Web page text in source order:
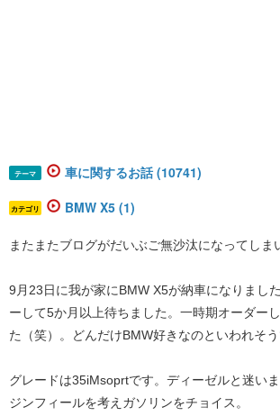
テーマ 車に関するお話 (10741)
カテゴリ BMW X5 (1)
またまたブログがだいぶご無沙汰になってしま
9月23日に我が家にBMW X5が納車になりまし
ーして5か月以上待ちました。一時期オーダー
た（笑）。どんだけBMW好きなのといわれそう
グレードは35iMsoprtです。ディーゼルと迷い
ジンフィールを考えガソリンをチョイス。